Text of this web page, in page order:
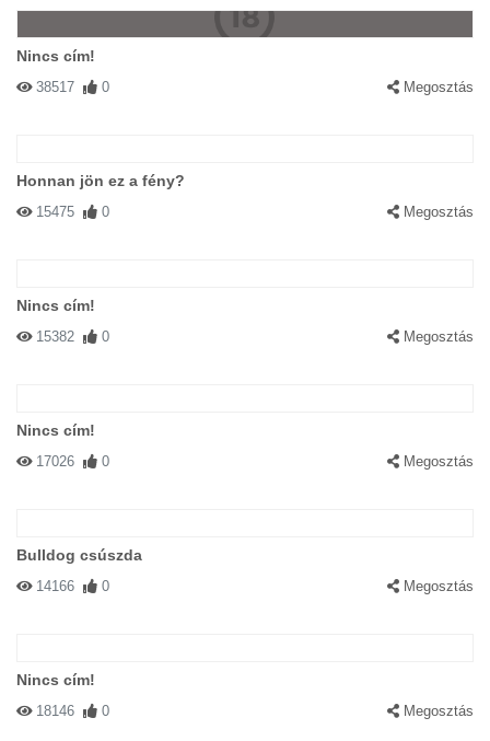
Nincs cím!
38517 0 Megosztás
Honnan jön ez a fény?
15475 0 Megosztás
Nincs cím!
15382 0 Megosztás
Nincs cím!
17026 0 Megosztás
Bulldog csúszda
14166 0 Megosztás
Nincs cím!
18146 0 Megosztás